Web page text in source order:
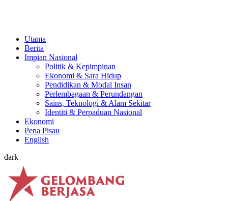
Utama
Berita
Impian Nasional
Politik & Kepimpinan
Ekonomi & Sara Hidup
Pendidikan & Modal Insan
Perlembagaan & Perundangan
Sains, Teknologi & Alam Sekitar
Identiti & Perpaduan Nasional
Ekonomi
Pena Pisau
English
dark